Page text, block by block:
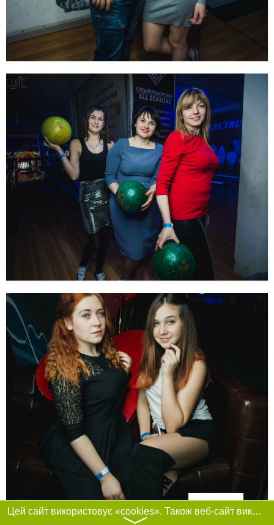
Фільтри
Цей сайт використовує «cookies». Також веб-сайт використовує інтернет-сервіс для збору технічних даних стосовно відвідувачів з метою отримання маркетингової та статистичної інформації. Умови обробки даних відвідувачів сайту див.
〉